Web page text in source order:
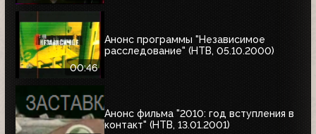
00:46
Анонс программы "Независимое
расследование" (НТВ, 05.10.2000)
Анонс фильма "2010: год вступления в
контакт" (НТВ, 13.01.2001)